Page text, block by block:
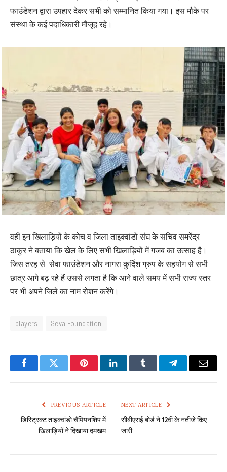
फाउंडेशन द्वारा उपहार देकर सभी को सम्मानित किया गया। इस मौके पर
संस्था के कई पदाधिकारी मौजूद रहे।
वहीं इन खिलाड़ियों के कोच व जिला ताइक्वांडो संघ के सचिव समरेंद्र
ठाकुर ने बताया कि खेल के लिए सभी खिलाड़ियों में गजब का उत्साह है।
जिस तरह से सेवा फाउंडेशन और नागरा कुर्दिश ग्रुप के सहयोग से सभी
छात्र आगे बढ़ रहे हैं उससे लगता है कि आने वाले समय में सभी राज्य स्तर
पर भी अपने जिले का नाम रोशन करेंगे।
players Seva Foundation
FacebookTwitter PinterestLinkedInTumblr TelegramEmail
PREVIOUS ARTICLE
डिस्ट्रिक्ट ताइक्वांडो चैंपियनशिप में
खिलाड़ियों ने दिखाया दमखम
NEXT ARTICLE
सीबीएसई बोर्ड ने 12वीं के नतीजे किए
जारी